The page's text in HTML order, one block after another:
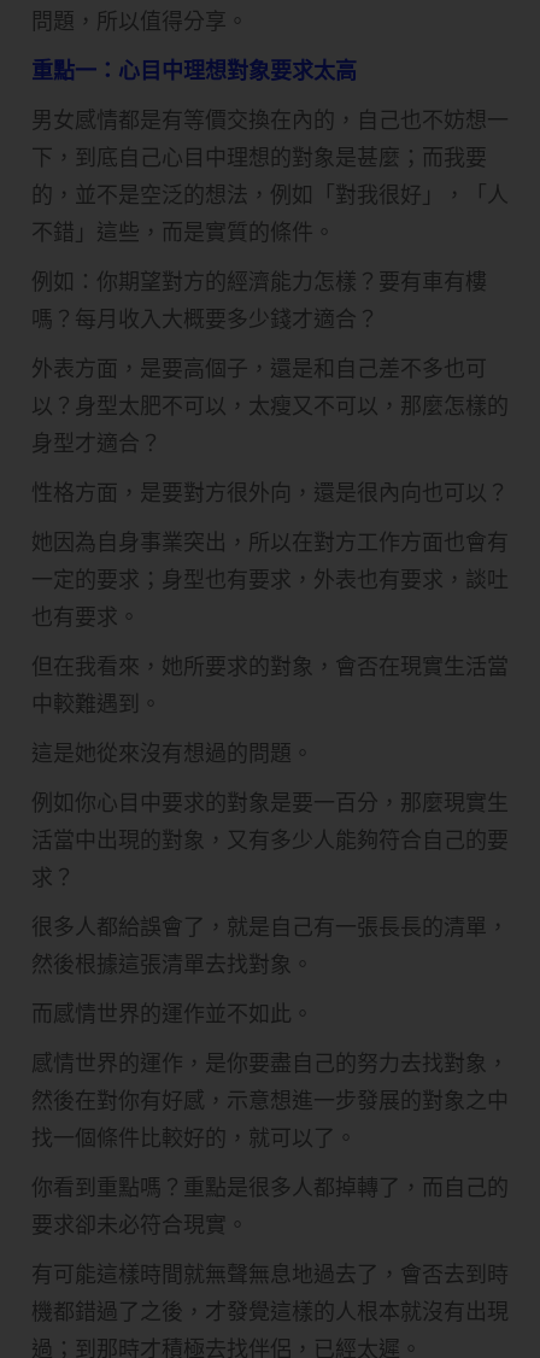
問題，所以值得分享。
重點一：心目中理想對象要求太高
男女感情都是有等價交換在內的，自己也不妨想一
下，到底自己心目中理想的對象是甚麼；而我要
的，並不是空泛的想法，例如「對我很好」，「人
不錯」這些，而是實質的條件。
例如：你期望對方的經濟能力怎樣？要有車有樓
嗎？每月收入大概要多少錢才適合？
外表方面，是要高個子，還是和自己差不多也可
以？身型太肥不可以，太瘦又不可以，那麼怎樣的
身型才適合？
性格方面，是要對方很外向，還是很內向也可以？
她因為自身事業突出，所以在對方工作方面也會有
一定的要求；身型也有要求，外表也有要求，談吐
也有要求。
但在我看來，她所要求的對象，會否在現實生活當
中較難遇到。
這是她從來沒有想過的問題。
例如你心目中要求的對象是要一百分，那麼現實生
活當中出現的對象，又有多少人能夠符合自己的要
求？
很多人都給誤會了，就是自己有一張長長的清單，
然後根據這張清單去找對象。
而感情世界的運作並不如此。
感情世界的運作，是你要盡自己的努力去找對象，
然後在對你有好感，示意想進一步發展的對象之中
找一個條件比較好的，就可以了。
你看到重點嗎？重點是很多人都掉轉了，而自己的
要求卻未必符合現實。
有可能這樣時間就無聲無息地過去了，會否去到時
機都錯過了之後，才發覺這樣的人根本就沒有出現
過；到那時才積極去找伴侶，已經太遲。